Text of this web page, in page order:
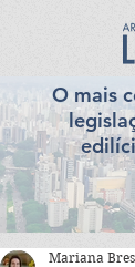
O mais
Mariana